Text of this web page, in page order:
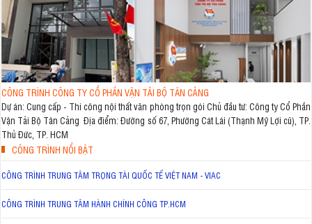
CÔNG TRÌNH CÔNG TY CỔ PHẦN VẬN TẢI BỘ TÂN CẢNG
Dự án: Cung cấp - Thi công nội thất văn phòng trọn gói Chủ đầu tư: Công ty Cổ Phần
Vận Tải Bộ Tân Cảng Địa điểm: Đường số 67, Phường Cát Lái (Thạnh Mỹ Lợi cũ), TP.
Thủ Đức, TP. HCM
CÔNG TRÌNH NỔI BẬT
CÔNG TRÌNH TRUNG TÂM TRỌNG TÀI QUỐC TẾ VIỆT NAM - VIAC
CÔNG TRÌNH TRUNG TÂM HÀNH CHÍNH CÔNG TP.HCM